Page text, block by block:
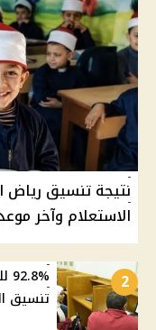
نتيجة تنسيق رياض
الاستعلام وآخر
2
تنسيق الجامعات 2026